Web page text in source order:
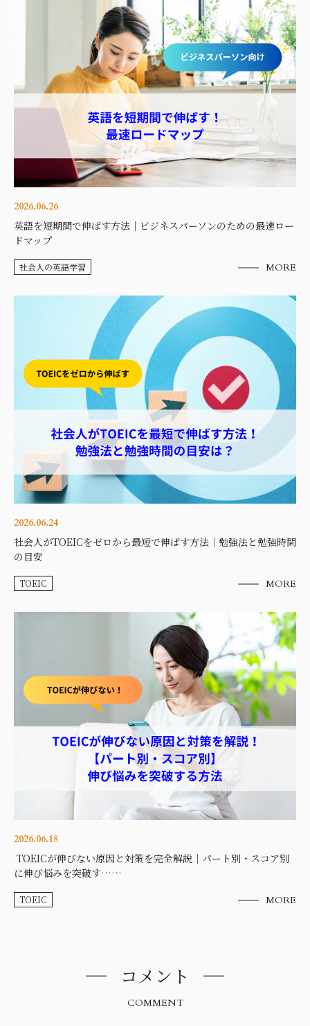
2026.06.26
英語を短期間で伸ばす方法｜ビジネスパーソンのための最速ロー
ドマップ
社会人の英語学習 MORE
2026.06.24
社会人がTOEICをゼロから最短で伸ばす方法｜勉強法と勉強時間
の目安
TOEIC MORE
2026.06.18
TOEICが伸びない原因と対策を完全解説｜パート別・スコア別
に伸び悩みを突破す……
TOEIC MORE
コメント
COMMENT